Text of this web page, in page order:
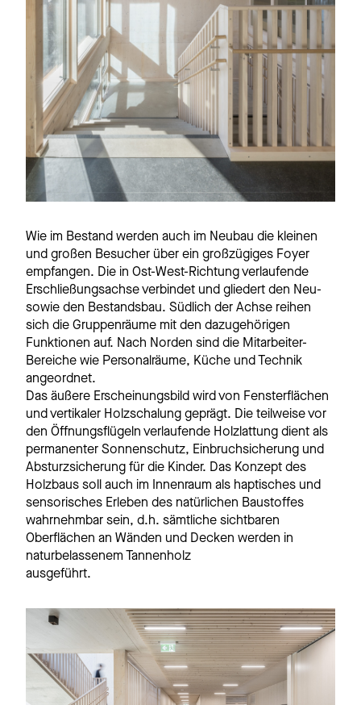
Wie im Bestand werden auch im Neubau die kleinen
und großen Besucher über ein großzügiges Foyer
empfangen. Die in Ost-West-Richtung verlaufende
Erschließungsachse verbindet und gliedert den Neu-
sowie den Bestandsbau. Südlich der Achse reihen
sich die Gruppenräume mit den dazugehörigen
Funktionen auf. Nach Norden sind die Mitarbeiter-
Bereiche wie Personalräume, Küche und Technik
angeordnet.
Das äußere Erscheinungsbild wird von Fensterflächen
und vertikaler Holzschalung geprägt. Die teilweise vor
den Öffnungsflügeln verlaufende Holzlattung dient als
permanenter Sonnenschutz, Einbruchsicherung und
Absturzsicherung für die Kinder. Das Konzept des
Holzbaus soll auch im Innenraum als haptisches und
sensorisches Erleben des natürlichen Baustoffes
wahrnehmbar sein, d.h. sämtliche sichtbaren
Oberflächen an Wänden und Decken werden in
naturbelassenem Tannenholz
ausgeführt.